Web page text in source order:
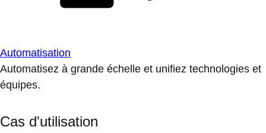
Automatisation
Automatisez à grande échelle et unifiez technologies et
équipes.
Cas d'utilisation